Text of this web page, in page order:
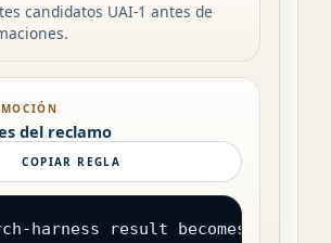
candidatos UAI-1 antes de
del reclamo
COPIAR REGLA
harness result becomes UAIX